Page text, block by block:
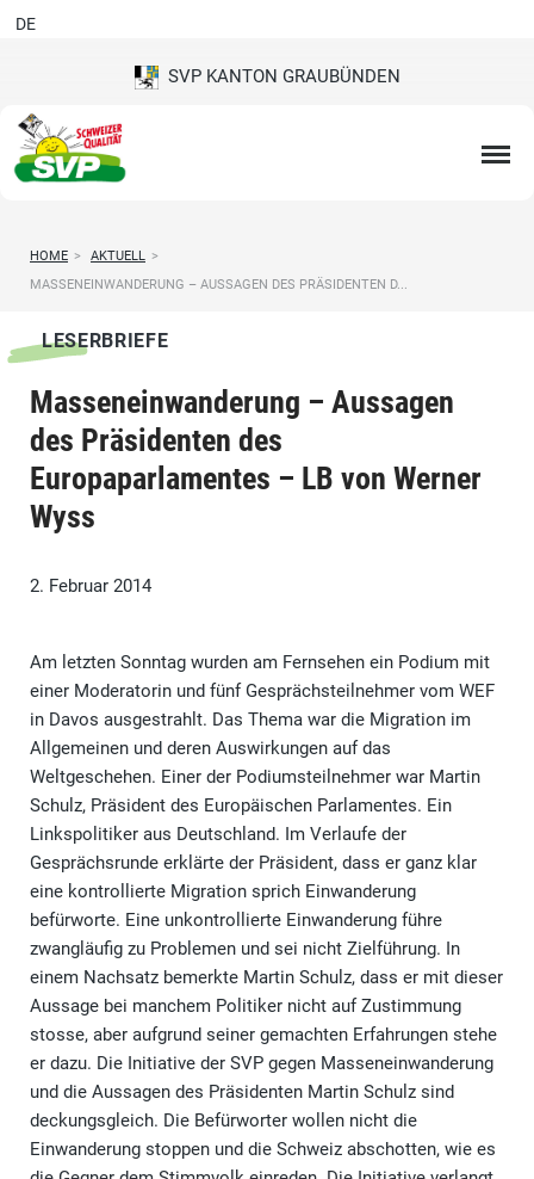
SVP KANTON GRAUBÜNDEN
DE
HOME > AKTUELL >
MASSENEINWANDERUNG – AUSSAGEN DES PRÄSIDENTEN D...
LESERBRIEFE
Masseneinwanderung – Aussagen
des Präsidenten des
Europaparlamentes – LB von Werner
Wyss
2. Februar 2014
Am letzten Sonntag wurden am Fernsehen ein Podium mit
einer Moderatorin und fünf Gesprächsteilnehmer vom WEF
in Davos ausgestrahlt. Das Thema war die Migration im
Allgemeinen und deren Auswirkungen auf das
Weltgeschehen. Einer der Podiumsteilnehmer war Martin
Schulz, Präsident des Europäischen Parlamentes. Ein
Linkspolitiker aus Deutschland. Im Verlaufe der
Gesprächsrunde erklärte der Präsident, dass er ganz klar
eine kontrollierte Migration sprich Einwanderung
befürworte. Eine unkontrollierte Einwanderung führe
zwangläufig zu Problemen und sei nicht Zielführung. In
einem Nachsatz bemerkte Martin Schulz, dass er mit dieser
Aussage bei manchem Politiker nicht auf Zustimmung
stosse, aber aufgrund seiner gemachten Erfahrungen stehe
er dazu. Die Initiative der SVP gegen Masseneinwanderung
und die Aussagen des Präsidenten Martin Schulz sind
deckungsgleich. Die Befürworter wollen nicht die
Einwanderung stoppen und die Schweiz abschotten, wie es